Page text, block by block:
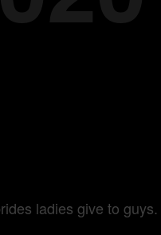
ladies give to